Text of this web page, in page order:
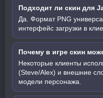
Подходит ли скин для
Да. Формат PNG
интерфейс загрузки в
Почему в игре скин
Некоторые клиенты
(Steve/Alex) и внешние
модели персонажа.